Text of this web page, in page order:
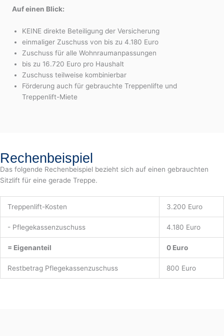
Auf einen Blick:
KEINE direkte Beteiligung der Versicherung
einmaliger Zuschuss von bis zu 4.180 Euro
Zuschuss für alle Wohnraumanpassungen
bis zu 16.720 Euro pro Haushalt
Zuschuss teilweise kombinierbar
Förderung auch für gebrauchte Treppenlifte und
Treppenlift-Miete
Rechenbeispiel
Das folgende Rechenbeispiel bezieht sich auf einen gebrauchten
Sitzlift für eine gerade Treppe.
Treppenlift-Kosten 3.200 Euro
- Pflegekassenzuschuss 4.180 Euro
= Eigenanteil 0 Euro
Restbetrag Pflegekassenzuschuss 800 Euro